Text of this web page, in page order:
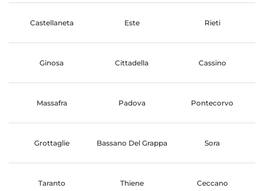
Castellaneta Este Rieti
Ginosa Cittadella Cassino
Massafra Padova Pontecorvo
Grottaglie Bassano Del Grappa Sora
Taranto Thiene Ceccano